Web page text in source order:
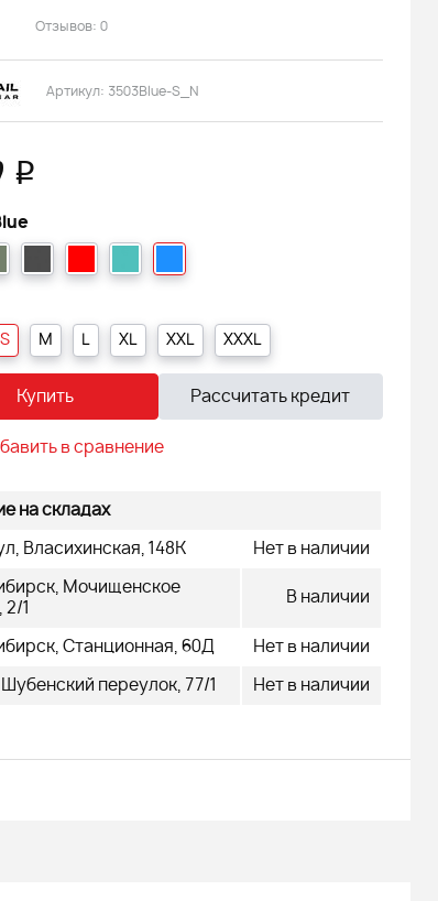
Отзывов: 0
Артикул: 3503Blue-S_N
q
S M L XL XXL XXXL
Купить Рассчитать кредит
в сравнение
на складах
Власихинская, 148К Нет в наличии
Мочищенское
1
В наличии
Станционная, 60Д Нет в наличии
переулок, 77/1 Нет в наличии